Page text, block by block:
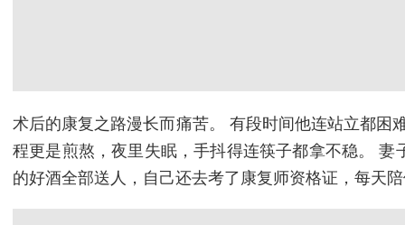
术后的康复之路漫长而痛苦。 有段时间他连站立都困
程更是煎熬，夜里失眠，手抖得连筷子都拿不稳。 妻
的好酒全部送人，自己还去考了康复师资格证，每天